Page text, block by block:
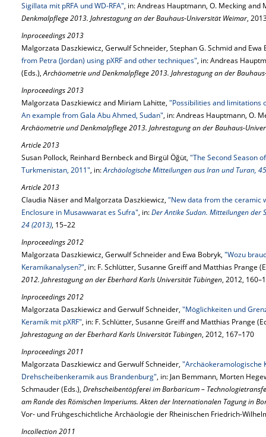
Sigillata mit pRFA und WD-RFA", in: Andreas Hauptmann, O. Mecking and
Denkmalpflege 2013. Jahrestagung an der Bauhaus-Universität Weimar,
Inproceedings 2013
Malgorzata Daszkiewicz, Gerwulf Schneider, Stephan G. Schmid and Ewa
from Petra (Jordan) using pXRF and other techniques", in: Andreas
(Eds.),Archäometrie und Denkmalpflege 2013. Jahrestagung an der
Inproceedings 2013
Malgorzata Daszkiewicz and Miriam Lahitte, "Possibilities and limitations
An example from Gala Abu Ahmed, Sudan", in: Andreas Hauptmann, O.
Archäometrie und Denkmalpflege 2013. Jahrestagung an der Bauhaus-
Article 2013
Susan Pollock, Reinhard Bernbeck and Birgül Öğüt, "The Second Season
Turkmenistan, 2011", in:Archäologische Mitteilungen aus Iran und Turan,
Article 2013
Claudia Näser and Malgorzata Daszkiewicz, "New data from the ceramic
Enclosure in Musawwarat es Sufra", in:Der Antike Sudan. Mitteilungen der
24 (2013), 15–22
Inproceedings 2012
Malgorzata Daszkiewicz, Gerwulf Schneider and Ewa Bobryk, "Wozu
Keramikanalysen?", in: F. Schlütter, Susanne Greiff and Matthias Prange
2012. Jahrestagung an der Eberhard Karls Universität Tübingen, 2012,
Inproceedings 2012
Malgorzata Daszkiewicz and Gerwulf Schneider, "Möglichkeiten und
Keramik mit pXRF", in: F. Schlütter, Susanne Greiff and Matthias Prange
Jahrestagung an der Eberhard Karls Universität Tübingen, 2012, 167–170
Inproceedings 2011
Malgorzata Daszkiewicz and Gerwulf Schneider, "Archäokeramologische
Drehscheibenkeramik aus Brandenburg", in: Jan Bemmann, Morten
Schmauder (Eds.), Drehscheibentöpferei im Barbaricum –
am Rande des Römischen Imperiums. Akten der Internationalen Tagung in
Vor- und Frühgeschichtliche Archäologie der Rheinischen Friedrich-
Incollection 2011